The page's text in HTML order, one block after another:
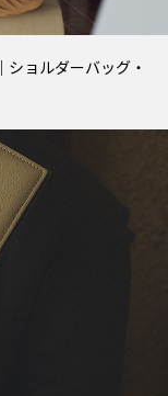
ョルダーバッグ・